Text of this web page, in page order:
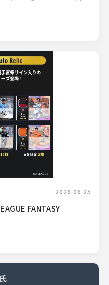
2026.06.25
FANTASY